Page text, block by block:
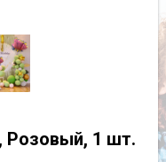
Розовый, 1 шт.